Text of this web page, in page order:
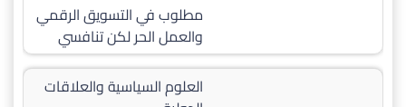
مطلوب في التسويق الرقمي
والعمل الحر لكن تنافسي
العلوم السياسية والعلاقات